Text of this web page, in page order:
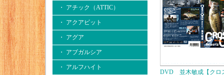
・ アチック（ATTIC）
・ アクアビット
・ アグア
・ アブガルシア
・ アルフハイト
DVD 並木敏成【クロ